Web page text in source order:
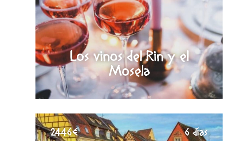
Los vinos del Rin y el
Mosela
2446€ 6 días